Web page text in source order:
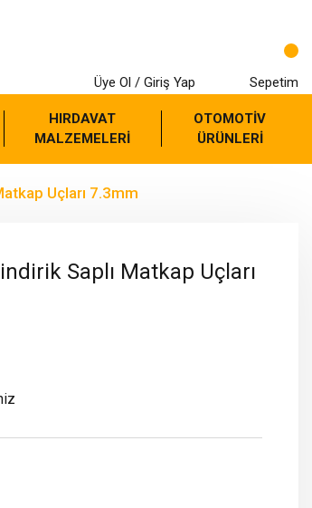
Üye Ol / Giriş Yap Sepetim
HIRDAVAT
MALZEMELERİ
OTOMOTİV
ÜRÜNLERİ
Uçları 7.3mm
Saplı Matkap Uçları